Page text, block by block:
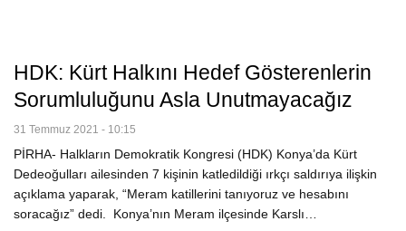
HDK: Kürt Halkını Hedef Gösterenlerin
Sorumluluğunu Asla Unutmayacağız
31 Temmuz 2021 - 10:15
PİRHA- Halkların Demokratik Kongresi (HDK) Konya’da Kürt
Dedeoğulları ailesinden 7 kişinin katledildiği ırkçı saldırıya ilişkin
açıklama yaparak, “Meram katillerini tanıyoruz ve hesabını
soracağız” dedi. Konya’nın Meram ilçesinde Karslı…